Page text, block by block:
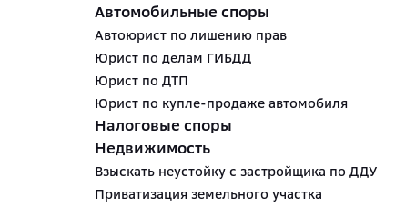
Автомобильные споры
Автоюрист по лишению прав
Юрист по делам ГИБДД
Юрист по ДТП
Юрист по купле-продаже автомобиля
Налоговые споры
Недвижимость
Взыскать неустойку с застройщика по ДДУ
Приватизация земельного участка